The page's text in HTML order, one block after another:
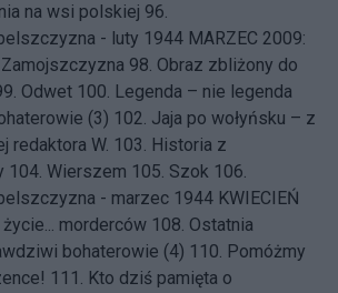
na wsi polskiej 96.
- luty 1944 MARZEC 2009:
98. Obraz zbliżony do
Odwet 100. Legenda – nie legenda
(3) 102. Jaja po wołyńsku – z
redaktora W. 103. Historia z
104. Wierszem 105. Szok 106.
- marzec 1944 KWIECIEŃ
życie... morderców 108. Ostatnia
bohaterowie (4) 110. Pomóżmy
111. Kto dziś pamięta o